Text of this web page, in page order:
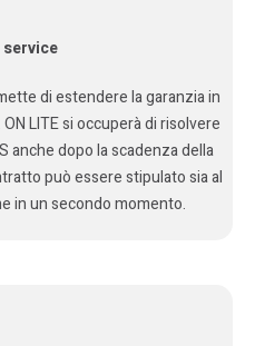
service
di estendere la garanzia in
LITE si occuperà di risolvere
anche dopo la scadenza della
può essere stipulato sia al
in un secondo momento.